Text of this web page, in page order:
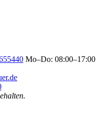
Mo–Do: 08:00–17:00